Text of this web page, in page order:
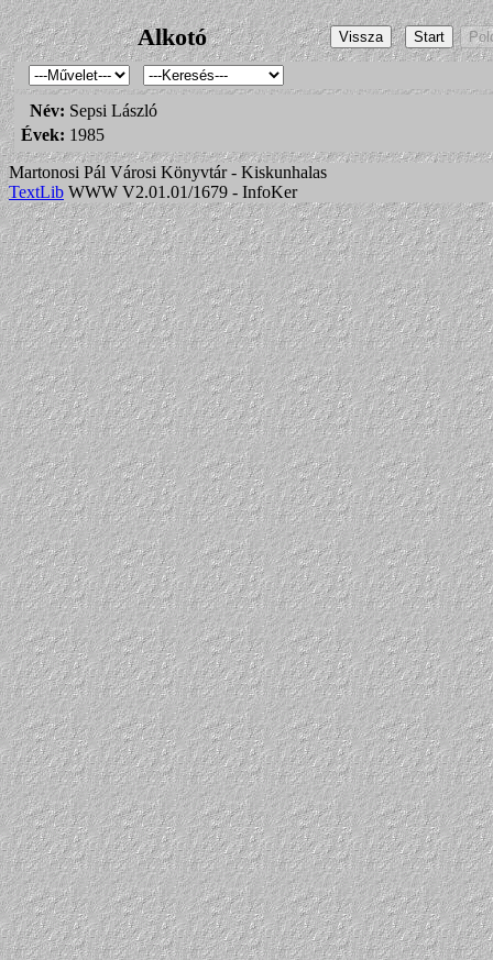
Alkotó
Név: Sepsi László
Évek: 1985
Martonosi Pál Városi Könyvtár - Kiskunhalas
TextLib WWW V2.01.01/1679 - InfoKer